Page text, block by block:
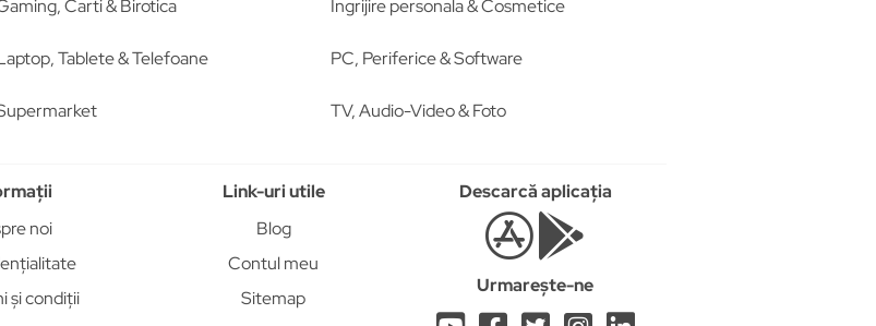
Carti & Birotica Ingrijire personala & Cosmetice
Tablete & Telefoane PC, Periferice & Software
TV, Audio-Video & Foto
noi
și condiții
Link-uri utile
Blog
Contul meu
Sitemap
Descarcă aplicația
Urmarește-ne